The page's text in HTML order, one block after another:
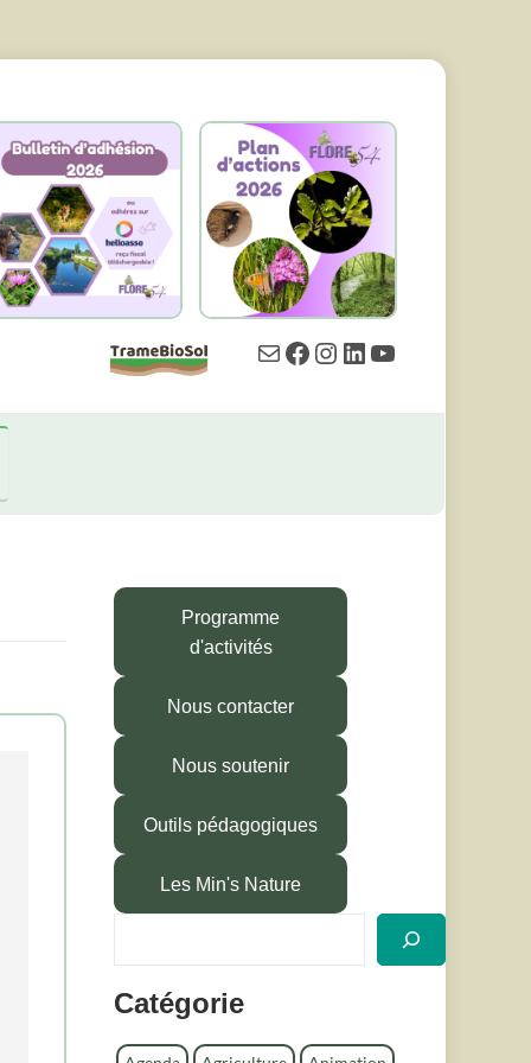
Programme
d'activités
Nous contacter
Nous soutenir
Outils pédagogiques
Les Min's Nature
h
r
Catégorie